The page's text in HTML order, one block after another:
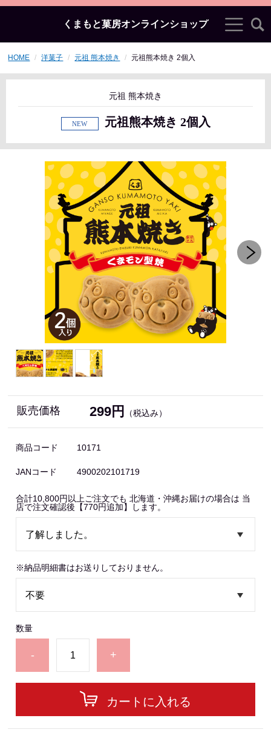
くまもと菓房オンラインショップ
HOME 洋菓子 元祖 熊本焼き 元祖熊本焼き 2個入
元祖 熊本焼き
元祖熊本焼き 2個入
販売価格 299円 （税込み）
商品コード 10171
JANコード 4900202101719
合計10,800円以上ご注文でも 北海道・沖縄お届けの場合は 当
店で注文確認後【770円追加】します。
※納品明細書はお送りしておりません。
数量
- +
カートに入れる